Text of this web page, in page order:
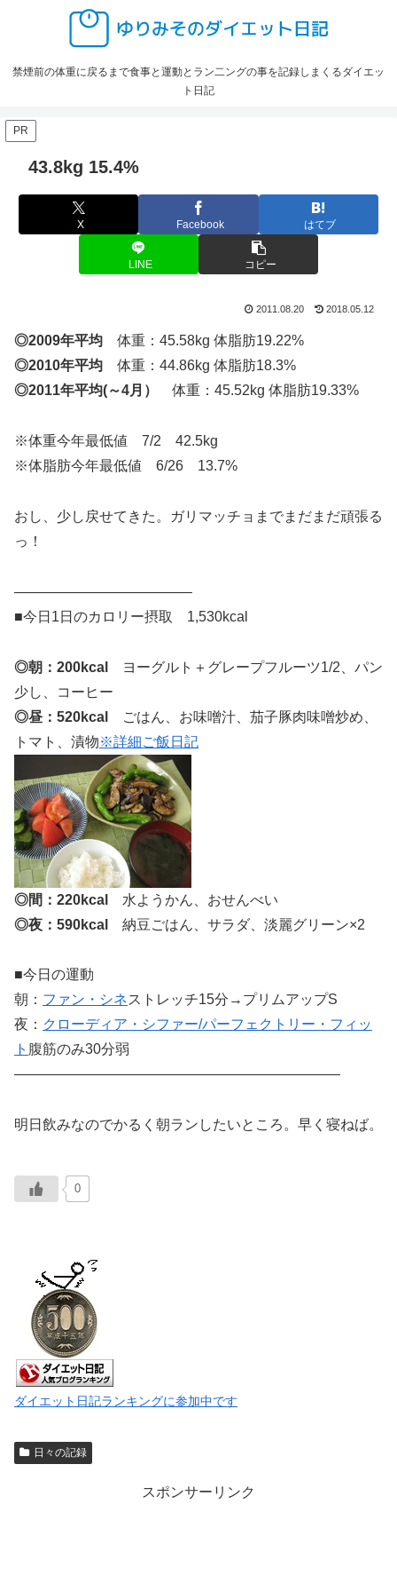
禁煙前の体重に戻るまで食事と運動とラン二ングの事を記録しまくるダイエッ
ト日記
PR
43.8kg 15.4%
X Facebook はてブ
LINE コピー
2011.08.20 2018.05.12
◎2009年平均 体重：45.58kg 体脂肪19.22%
◎2010年平均 体重：44.86kg 体脂肪18.3%
◎2011年平均(～4月）
体重：45.52kg 体脂肪19.33%
※体重今年最低値 7/2 42.5kg
※体脂肪今年最低値 6/26 13.7%
おし、少し戻せてきた。ガリマッチョまでまだまだ頑張る
っ！
————————————–
■今日1日のカロリー摂取 1,530kcal
◎朝：200kcal
ヨーグルト＋グレープフルーツ1/2、パン
少し、コーヒー
◎昼：520kcal
ごはん、お味噌汁、茄子豚肉味噌炒め、
トマト、漬物※詳細ご飯日記
◎間：220kcal
水ようかん、おせんべい
◎夜：590kcal
納豆ごはん、サラダ、淡麗グリーン×2
■今日の運動
朝： ファン・シネストレッチ15分→プリムアップS
夜： クローディア・シファー/パーフェクトリー・フィッ
ト 腹筋のみ30分弱
———————————————————————
明日飲みなのでかるく朝ランしたいところ。早く寝ねば。
0
ダイエット日記ランキングに参加中です
日々の記録
スポンサーリンク